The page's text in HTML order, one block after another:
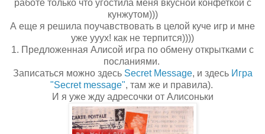
работе только что угостила меня вкусной конфеткой с
кунжутом)))
А еще я решила поучавствовать в целой куче игр и мне
уже ууух! как не терпится))))
1. Предложенная Алисой игра по обмену открытками с
посланиями.
Записаться можно здесь Secret Message, и здесь Игра
"Secret message", там же и правила).
И я уже жду адресочки от Алисоньки